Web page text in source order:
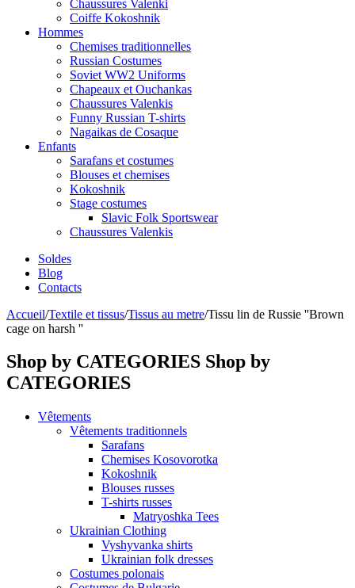
Chaussures Valenki
Coiffe Kokoshnik
Hommes
Chemises traditionnelles
Russian Costumes
Soviet WW2 Uniforms
Chapeaux et Ouchankas
Chaussures Valenkis
Funny Russian T-shirts
Nagaikas de Cosaque
Enfants
Sarafans et costumes
Blouses et chemises
Kokoshnik
Stage costumes
Slavic Folk Sportswear
Chaussures Valenkis
Soldes
Blog
Contacts
Accueil/Textile et tissus/Tissus au metre/Tissu lin de Russie ''Brown
cage on harsh ''
Shop by CATEGORIES Shop by
CATEGORIES
Vêtements
Vêtements traditionnels
Sarafans
Chemises Kosovorotka
Kokoshnik
Blouses russes
T-shirts russes
Matryoshka Tees
Ukrainian Clothing
Vyshyvanka shirts
Ukrainian folk dresses
Costumes polonais